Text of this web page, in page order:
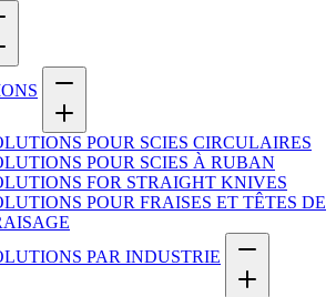
POUR SCIES CIRCULAIRES
POUR SCIES À RUBAN
FOR STRAIGHT KNIVES
POUR FRAISES ET TÊTES DE
PAR INDUSTRIE